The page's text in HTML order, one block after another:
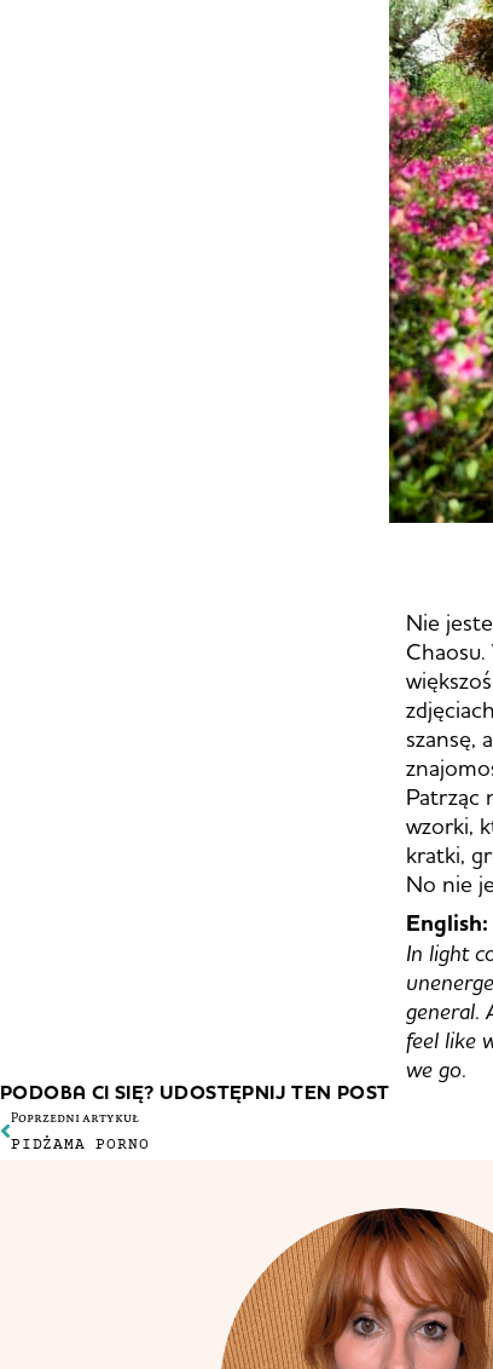
Nie
zdjęciach
szansę,
Patrząc
wzorki,
kratki,
No nie
English:
In light
general.
feel like
we go.
PODOBA CI SIĘ? UDOSTĘPNIJ TEN POST
Poprzedni artykuł
PIDŻAMA PORNO